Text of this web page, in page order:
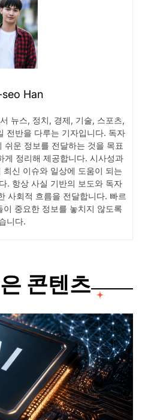
Han
뉴스, 정치, 경제, 기술, 스포츠,
전반을 다루는 기자입니다. 독자
운 정보를 전달하는 것을 목표
게 정리해 제공합니다. 시사성과
신 이슈와 일상에 도움이 되는
. 항상 사실 기반의 보도와 독자
사회적 흐름을 전달합니다. 빠르
중요한 정보를 놓치지 않도록
니다.
콘텐츠